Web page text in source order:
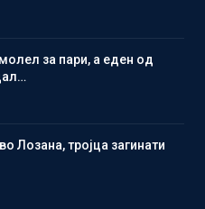
за пари, а еден од
Лозана, тројца загинати